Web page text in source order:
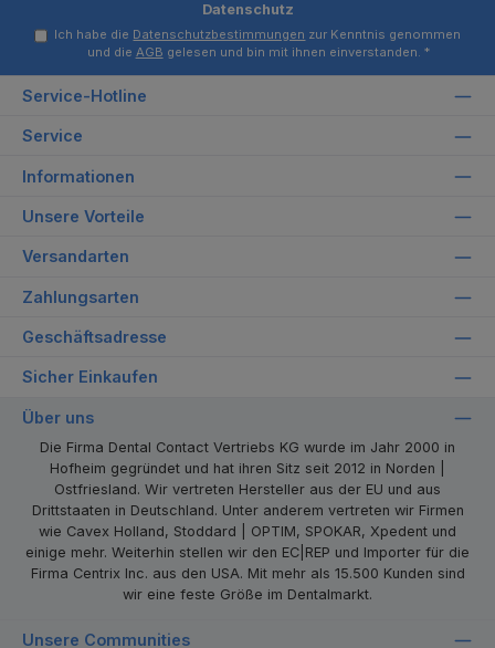
Datenschutz
Ich habe die Datenschutzbestimmungen zur Kenntnis genommen
und die AGB gelesen und bin mit ihnen einverstanden. *
Service-Hotline
Service
Informationen
Unsere Vorteile
Versandarten
Zahlungsarten
Geschäftsadresse
Sicher Einkaufen
Über uns
Die Firma Dental Contact Vertriebs KG wurde im Jahr 2000 in
Hofheim gegründet und hat ihren Sitz seit 2012 in Norden |
Ostfriesland. Wir vertreten Hersteller aus der EU und aus
Drittstaaten in Deutschland. Unter anderem vertreten wir Firmen
wie Cavex Holland, Stoddard | OPTIM, SPOKAR, Xpedent und
einige mehr. Weiterhin stellen wir den EC|REP und Importer für die
Firma Centrix Inc. aus den USA. Mit mehr als 15.500 Kunden sind
wir eine feste Größe im Dentalmarkt.
Unsere Communities